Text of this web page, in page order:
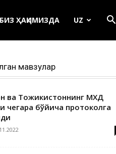
БИЗ ҲАҚИМИЗДА UZ
мавзулар
ва Тожикистоннинг МХДҚ
чегара бўйича протоколга